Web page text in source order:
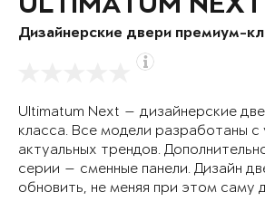
ULTIMATUM NEXT
Дизайнерские двери премиум-
Ultimatum Next — дизайнерские
класса. Все модели разработаны с
актуальных трендов.
серии — сменные панели. Дизайн
обновить, не меняя при этом саму